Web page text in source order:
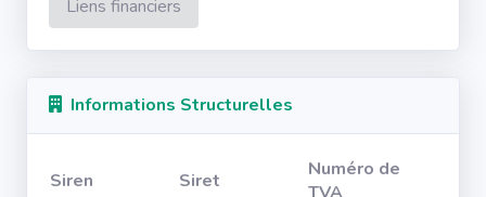
Liens financiers
Informations Structurelles
Siren Siret
Numéro de